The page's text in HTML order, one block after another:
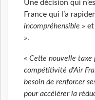
Une décision qui
France qui l’a
incompréhensible » et
».
« Cette nouvelle
compétitivité d'Air
besoin de renforcer
pour accélérer la